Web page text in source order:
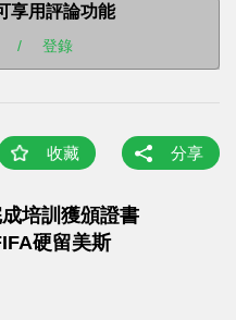
享用評論功能
/ 登錄
收藏 分享
培訓獲頒證書
硬留美斯